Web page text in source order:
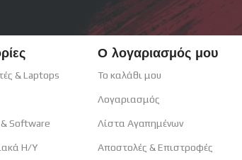
& Laptops
Software
H/Y
Ο λογαριασμός μου
Το καλάθι μου
Λογαριασμός
Λίστα Αγαπημένων
Αποστολές & Επιστροφές